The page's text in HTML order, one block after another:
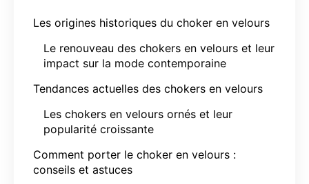
Les origines historiques du choker en velours
Le renouveau des chokers en velours et leur
impact sur la mode contemporaine
Tendances actuelles des chokers en velours
Les chokers en velours ornés et leur
popularité croissante
Comment porter le choker en velours :
conseils et astuces